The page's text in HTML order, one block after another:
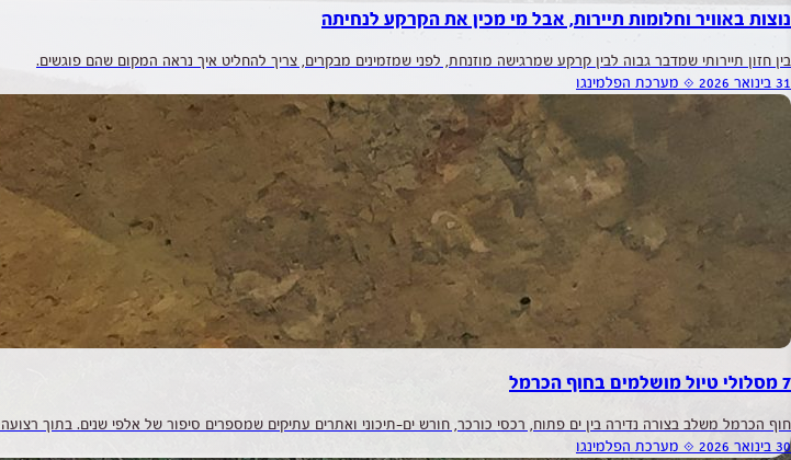
נוצות באוויר וחלומות תיירות, אבל מי מכין את הקרקע לנחיתה
בין חזון תיירותי שמדבר גבוה לבין קרקע שמרגישה מוזנחת, לפני שמזמינים מבקרים, צריך להחליט איך נראה המקום שהם פוגשים.
31 בינואר 2026
⟐ מערכת הפלמינגו
7 מסלולי טיול מושלמים בחוף הכרמל
חוף הכרמל משלב בצורה נדירה בין ים פתוח, רכסי כורכר, חורש ים-תיכוני ואתרים עתיקים שמספרים סיפור של אלפי שנים. בתוך
30 בינואר 2026
⟐ מערכת הפלמינגו